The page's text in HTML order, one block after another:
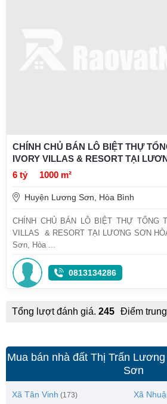
CHÍNH CHỦ BÁN LÔ BIỆT THỰ
IVORY VILLAS & RESORT TẠI
6 tỷ
1000 m²
Huyện Lương Sơn, Hòa Bình
CHÍNH CHỦ BÁN LÔ BIỆT THỰ TỔNG
VILLAS & RESORT TẠI LƯƠNG SƠN
Sơn, Hòa ...
0813134286
Tổng lượt đánh giá. 245 Điểm
Mua bán nhà đất Thị Trấn
Sơn
Xã Tân Vinh (173) Xã